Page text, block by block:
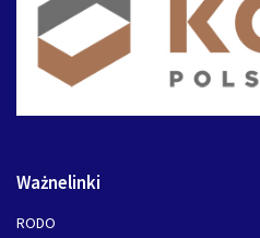
Ważnelinki
RODO